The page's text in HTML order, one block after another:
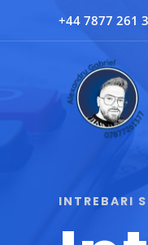
+44 7877 261
INTREBARI